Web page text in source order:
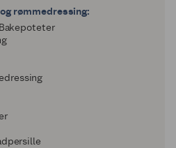
rømmedressing: